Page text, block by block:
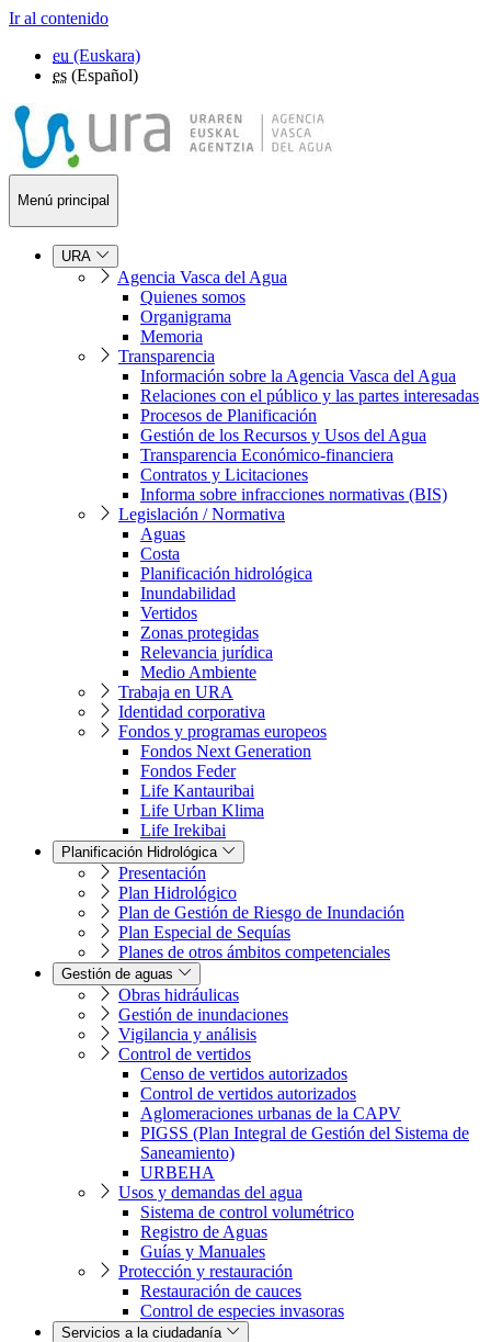
Ir al contenido
eu (Euskara)
es (Español)
Menú principal
URA
Agencia Vasca del Agua
Quienes somos
Organigrama
Memoria
Transparencia
Información sobre la Agencia Vasca del Agua
Relaciones con el público y las partes interesadas
Procesos de Planificación
Gestión de los Recursos y Usos del Agua
Transparencia Económico-financiera
Contratos y Licitaciones
Informa sobre infracciones normativas (BIS)
Legislación / Normativa
Aguas
Costa
Planificación hidrológica
Inundabilidad
Vertidos
Zonas protegidas
Relevancia jurídica
Medio Ambiente
Trabaja en URA
Identidad corporativa
Fondos y programas europeos
Fondos Next Generation
Fondos Feder
Life Kantauribai
Life Urban Klima
Life Irekibai
Planificación Hidrológica
Presentación
Plan Hidrológico
Plan de Gestión de Riesgo de Inundación
Plan Especial de Sequías
Planes de otros ámbitos competenciales
Gestión de aguas
Obras hidráulicas
Gestión de inundaciones
Vigilancia y análisis
Control de vertidos
Censo de vertidos autorizados
Control de vertidos autorizados
Aglomeraciones urbanas de la CAPV
PIGSS (Plan Integral de Gestión del Sistema de
Saneamiento)
URBEHA
Usos y demandas del agua
Sistema de control volumétrico
Registro de Aguas
Guías y Manuales
Protección y restauración
Restauración de cauces
Control de especies invasoras
Servicios a la ciudadanía